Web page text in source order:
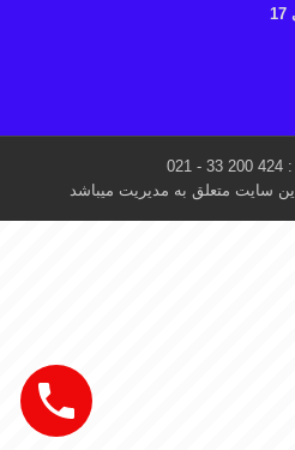
سایت متعلق به مدیریت میباشد